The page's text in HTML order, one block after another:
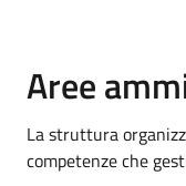
Aree
La struttura
competenze che